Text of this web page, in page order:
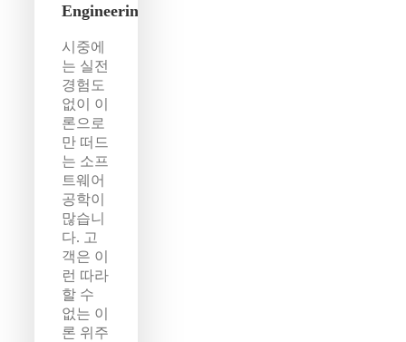
Engineering
시중에
는 실전
경험도
없이 이
론으로
만 떠드
는 소프
트웨어
공학이
많습니
다. 고
객은 이
런 따라
할 수
없는 이
론 위주